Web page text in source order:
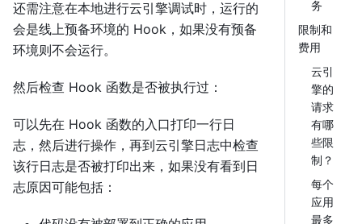
还需注意在本地进行云引擎调试时，运行的
会是线上预备环境的 Hook，如果没有预备
环境则不会运行。
然后检查 Hook 函数是否被执行过：
可以先在 Hook 函数的入口打印一行日
志，然后进行操作，再到云引擎日志中检查
该行日志是否被打印出来，如果没有看到日
志原因可能包括：
务
限制和
费用
云引
擎的
请求
有哪
些限
制？
每个
应用
最多